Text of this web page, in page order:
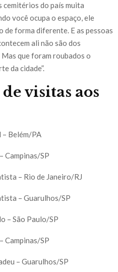
cemitérios do país muita
você ocupa o espaço, ele
forma diferente. E as pessoas
ali não são dos
que foram roubados o
da cidade”.
visitas aos
Belém/PA
Campinas/SP
– Rio de Janeiro/RJ
– Guarulhos/SP
– São Paulo/SP
Campinas/SP
– Guarulhos/SP